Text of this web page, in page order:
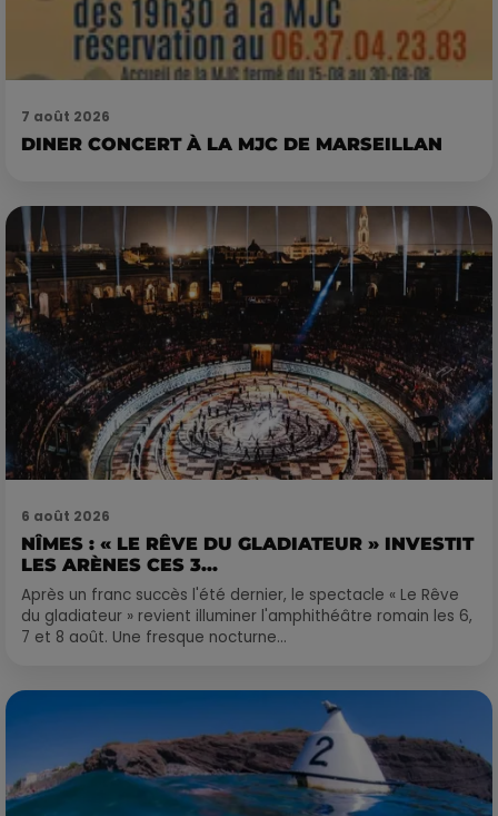
7 août 2026
DINER CONCERT À LA MJC DE MARSEILLAN
6 août 2026
NÎMES : « LE RÊVE DU GLADIATEUR » INVESTIT
LES ARÈNES CES 3...
Après un franc succès l'été dernier, le spectacle « Le Rêve
du gladiateur » revient illuminer l'amphithéâtre romain les 6,
7 et 8 août. Une fresque nocturne...